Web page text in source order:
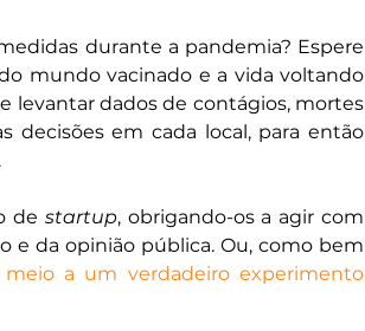
durante a pandemia? Espere
mundo vacinado e a vida voltando
levantar dados de contágios, mortes
decisões em cada local, para então
de startup, obrigando-os a agir com
e da opinião pública. Ou, como bem
a um verdadeiro experimento